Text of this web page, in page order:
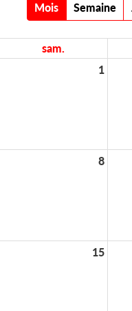
Mois Semaine
sam.
1
8
15